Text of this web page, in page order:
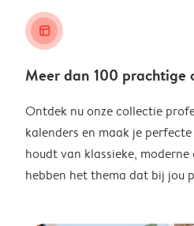
layout_alt
Meer dan 100 prachtige
Ontdek nu onze collectie
kalenders en maak je
houdt van klassieke,
hebben het thema dat bij jou